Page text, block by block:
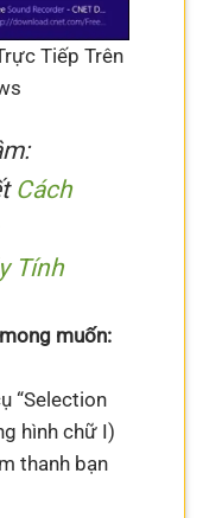
Tiếp Trên
Cách
Tính
muốn:
“Selection
hình chữ I)
thanh bạn